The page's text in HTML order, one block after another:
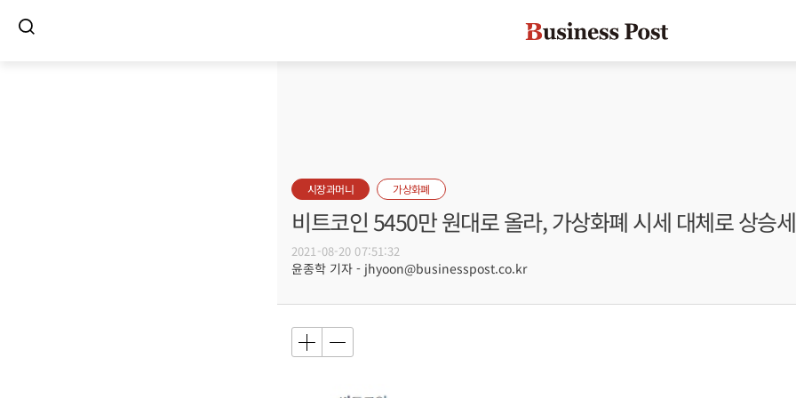
시장과머니 가상화폐
비트코인 5450만 원대로 올라, 가상화폐 시세 대체로 상승
2021-08-20 07:51:32
윤종학 기자 - jhyoon@businesspost.co.kr